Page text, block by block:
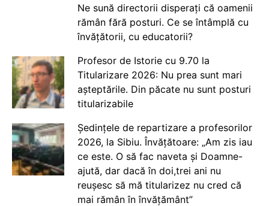
Ne sună directorii disperați că oamenii
rămân fără posturi. Ce se întâmplă cu
învățătorii, cu educatorii?
Profesor de Istorie cu 9.70 la
Titularizare 2026: Nu prea sunt mari
așteptările. Din păcate nu sunt posturi
titularizabile
Ședințele de repartizare a profesorilor
2026, la Sibiu. Învățătoare: „Am zis iau
ce este. O să fac naveta și Doamne-
ajută, dar dacă în doi,trei ani nu
reușesc să mă titularizez nu cred că
mai rămân în învățământ”